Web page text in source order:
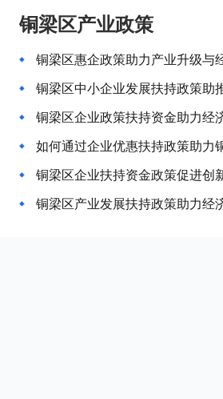
铜梁区产业政策
铜梁区惠企政策助力产业升级与
铜梁区中小企业发展扶持政策助
铜梁区企业政策扶持资金助力经
如何通过企业优惠扶持政策助力
铜梁区企业扶持资金政策促进创
铜梁区产业发展扶持政策助力经